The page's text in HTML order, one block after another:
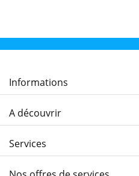
Informations
A découvrir
Services